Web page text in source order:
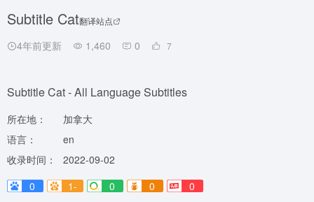
Subtitle Cat翻译站点
4年前更新 1,460 0 7
Subtitle Cat - All Language Subtitles
所在地：
加拿大
语言：
en
收录时间：
2022-09-02
0
1- 0 0 0